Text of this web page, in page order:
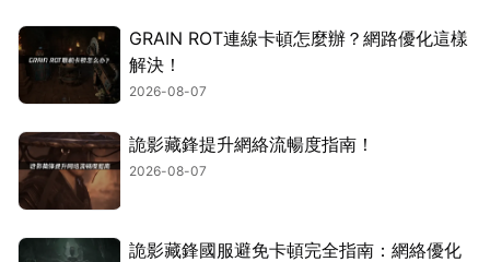
GRAIN ROT連線卡頓怎麼辦？網路優化這樣
解決！
2026-08-07
詭影藏鋒提升網絡流暢度指南！
2026-08-07
詭影藏鋒國服避免卡頓完全指南：網絡優化